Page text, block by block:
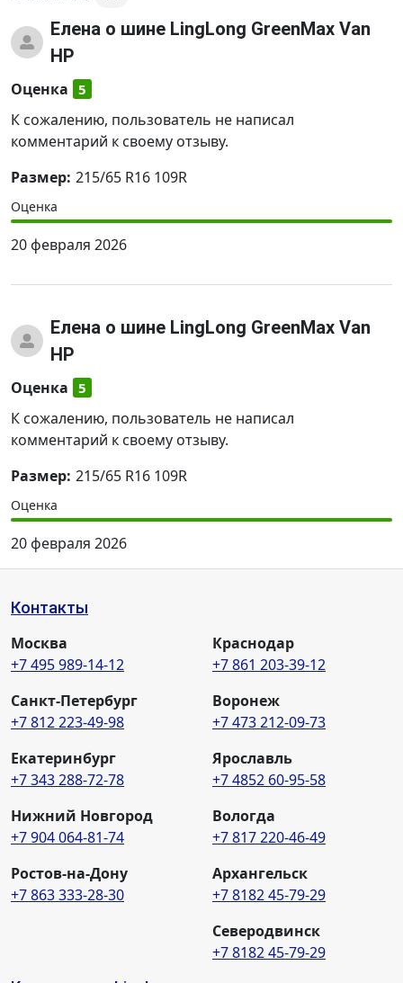
Елена о шине LingLong GreenMax Van
HP
Оценка 5
К сожалению, пользователь не написал
комментарий к своему отзыву.
Размер: 215/65 R16 109R
Оценка
20 февраля 2026
Елена о шине LingLong GreenMax Van
HP
Оценка 5
К сожалению, пользователь не написал
комментарий к своему отзыву.
Размер: 215/65 R16 109R
Оценка
20 февраля 2026
Контакты
Москва
+7 495 989-14-12
Санкт-Петербург
+7 812 223-49-98
Екатеринбург
+7 343 288-72-78
Нижний Новгород
+7 904 064-81-74
Ростов-на-Дону
+7 863 333-28-30
Краснодар
+7 861 203-39-12
Воронеж
+7 473 212-09-73
Ярославль
+7 4852 60-95-58
Вологда
+7 817 220-46-49
Архангельск
+7 8182 45-79-29
Северодвинск
+7 8182 45-79-29